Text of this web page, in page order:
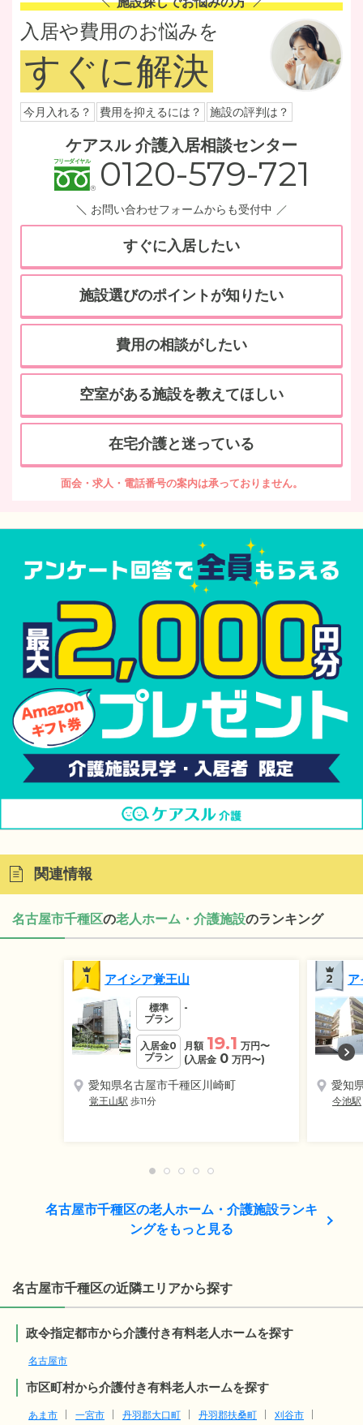
入居や費用のお悩みを
すぐに解決
今月入れる？ 費用を抑えるには？ 施設の評判は？
ケアスル 介護入居相談センター
0120-579-721
お問い合わせフォームからも受付中
すぐに入居したい
施設選びのポイントが知りたい
費用の相談がしたい
空室がある施設を教えてほしい
在宅介護と迷っている
面会・求人・電話番号の案内は承っておりません。
関連情報
名古屋市千種区の老人ホーム・介護施設のランキング
1 アイシア覚王山
標準
プラン
-
入居金0
プラン
月額 19.1 万円〜
(入居金 0 万円〜)
愛知県名古屋市千種区川崎町
覚王山駅 歩11分
2
愛知
今池駅
名古屋市千種区の老人ホーム・介護施設ランキ
ングをもっと見る
名古屋市千種区の近隣エリアから探す
政令指定都市から介護付き有料老人ホームを探す
名古屋市
市区町村から介護付き有料老人ホームを探す
あま市 一宮市 丹羽郡大口町 丹羽郡扶桑町
刈谷市